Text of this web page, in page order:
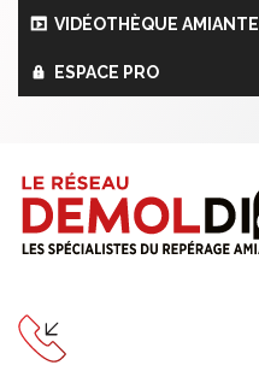
VIDÉOTHÈQUE AMIANTE
ESPACE PRO
Panneau de gestion des cookies